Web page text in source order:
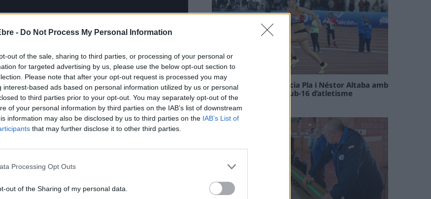
- Do Not Process My Personal Information
out of the sale, sharing to third parties, or processing of your personal or
for targeted advertising by us, please use the below opt-out section to
Please note that after your opt-out request is processed you may
interest-based ads based on personal information utilized by us or personal
to third parties prior to your opt-out. You may separately opt-out of the
of your personal information by third parties on the IAB’s list of downstream
information may also be disclosed by us to third parties on the IAB’s List of
that may further disclose it to other third parties.
Processing Opt Outs
out of the Sharing of my personal data.
el d’atenció als familiars de les víctimes, el
és que la capacitat de les línies telefòniques
que es treballi amb la meitat de la
comuniquin en moltes ocasions. Amb tot, ha
de 30.000 trucades.
Pilar Bernabé, ha explicat que l’executiu de
especialistes forenses i experts de la
en les tasques d’identificació de les víctimes
Legal de la Generalitat Valenciana.
Paula Sintorres, Patrícia Pla i Néstor Altaba amb
la selecció catalana sub-16 d’atletisme
08 maig 2026